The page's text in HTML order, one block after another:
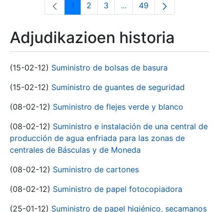
Orrialdea
1 Orrialdea
2 Orrialdea
3 ...Intermediate Pages Use
Orrialdea
49
Adjudikazioen historia
(15-02-12) Suministro de bolsas de basura
(15-02-12) Suministro de guantes de seguridad
(08-02-12) Suministro de flejes verde y blanco
(08-02-12) Suministro e instalación de una central de
producción de agua enfriada para las zonas de
centrales de Básculas y de Moneda
(08-02-12) Suministro de cartones
(08-02-12) Suministro de papel fotocopiadora
(25-01-12) Suministro de papel higiénico, secamanos